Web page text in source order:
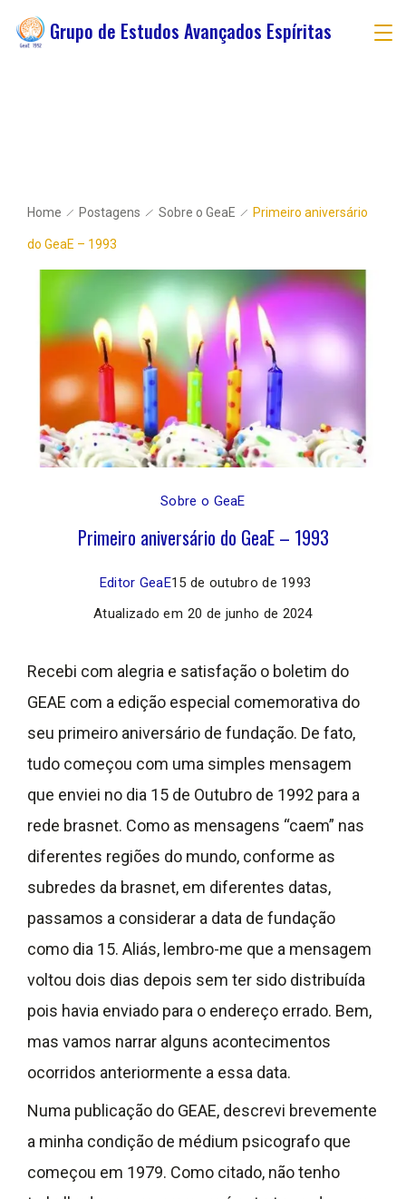
Grupo de Estudos Avançados Espíritas
Home Postagens Sobre o GeaE Primeiro aniversário
do GeaE – 1993
Sobre o GeaE
Primeiro aniversário do GeaE – 1993
Editor GeaE15 de outubro de 1993
Atualizado em 20 de junho de 2024
Recebi com alegria e satisfação o boletim do
GEAE com a edição especial comemorativa do
seu primeiro aniversário de fundação. De fato,
tudo começou com uma simples mensagem
que enviei no dia 15 de Outubro de 1992 para a
rede brasnet. Como as mensagens “caem” nas
diferentes regiões do mundo, conforme as
subredes da brasnet, em diferentes datas,
passamos a considerar a data de fundação
como dia 15. Aliás, lembro-me que a mensagem
voltou dois dias depois sem ter sido distribuída
pois havia enviado para o endereço errado. Bem,
mas vamos narrar alguns acontecimentos
ocorridos anteriormente a essa data.
Numa publicação do GEAE, descrevi brevemente
a minha condição de médium psicografo que
começou em 1979. Como citado, não tenho